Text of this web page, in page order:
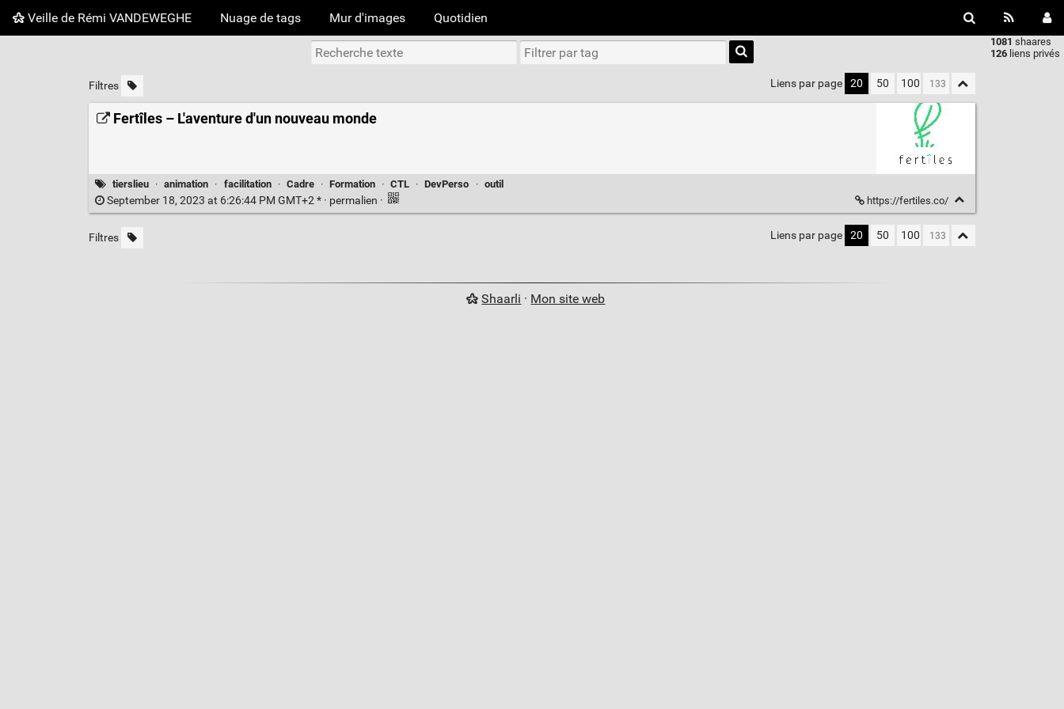
Veille de Rémi VANDEWEGHE Nuage de tags Mur d'images Quotidien
1081 shaares
126 liens privés
Type 1 or
more
characters
results.
Filtres Liens par page 20 50 100
Fertîles – L'aventure d'un nouveau monde
tierslieu · animation · facilitation · Cadre · Formation · CTL · DevPerso · outil
September 18, 2023 at 6:26:44 PM GMT+2 * · permalien · https://fertiles.co/
Filtres Liens par page 20 50 100
Shaarli · Mon site web